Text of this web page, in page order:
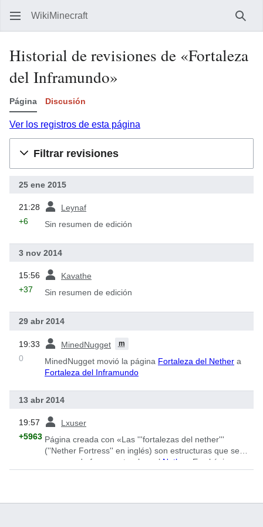
WikiMinecraft
Historial de revisiones de «Fortaleza
del Inframundo»
Página Discusión
Ver los registros de esta página
Filtrar revisiones
25 ene 2015
21:28 Leynaf
+6 Sin resumen de edición
3 nov 2014
15:56 Kavathe
+37 Sin resumen de edición
29 abr 2014
19:33 MinedNugget m
0 MinedNugget movió la página Fortaleza del Nether a
Fortaleza del Inframundo
13 abr 2014
19:57 Lxuser
+5963 Página creada con «Las '''fortalezas del nether'''
(''Nether Fortress'' en inglés) son estructuras que se
generan de forma natural en el Nether
. Es el único
lugar donde se pueden encont...»